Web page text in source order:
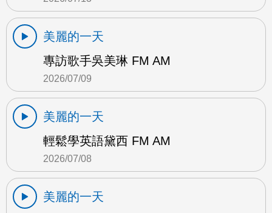
美麗的一天
專訪歌手吳美琳 FM AM
2026/07/09
美麗的一天
輕鬆學英語黛西 FM AM
2026/07/08
美麗的一天